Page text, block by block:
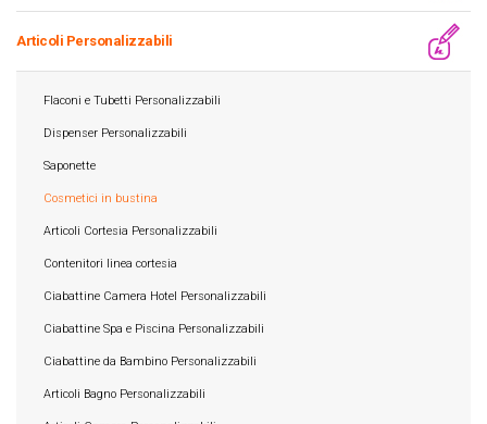
Articoli Personalizzabili
Flaconi e Tubetti Personalizzabili
Dispenser Personalizzabili
Saponette
Cosmetici in bustina
Articoli Cortesia Personalizzabili
Contenitori linea cortesia
Ciabattine Camera Hotel Personalizzabili
Ciabattine Spa e Piscina Personalizzabili
Ciabattine da Bambino Personalizzabili
Articoli Bagno Personalizzabili